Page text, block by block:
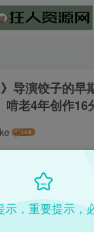
导演饺子的早
啃老4年创作16
链接进入本站首页：
示，重要提示，